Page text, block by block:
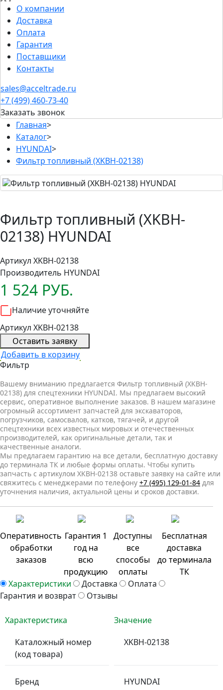
О компании
Доставка
Оплата
Гарантия
Поставщики
Контакты
sales@acceltrade.ru
+7 (499) 460-73-40
Заказать звонок
Главная>
Каталог>
HYUNDAI>
Фильтр топливный (XKBH-02138)
Фильтр топливный (XKBH-
02138) HYUNDAI
Артикул XKBH-02138
Производитель HYUNDAI
1 524 РУБ.
Наличие уточняйте
Артикул XKBH-02138
Оставить заявку
Добавить в корзину
Фильтр
Вашему вниманию предлагается Фильтр топливный (XKBH-
02138) для спецтехники HYUNDAI. Мы предлагаем высокий
сервис, оперативное выполнение заказов. В нашем магазине
огромный ассортимент запчастей для экскаваторов,
погрузчиков, самосвалов, катков, тягачей, и другой
спецтехники всех известных мировых и отечественных
производителей, как оригинальные детали, так и
качественные аналоги.
Мы предлагаем гарантию на все детали, бесплатную доставку
до терминала ТК и любые формы оплаты. Чтобы купить
запчасть с артикулом XKBH-02138 оставьте заявку на сайте или
свяжитесь с менеджерами по телефону +7 (495) 129-01-84 для
уточнения наличия, актуальной цены и сроков доставки.
Оперативность
обработки
заказов
Гарантия 1
год на
всю
продукцию
Доступны
все
способы
оплаты
Бесплатная
доставка
до терминала
ТК
Характеристики
Доставка
Оплата
Гарантия и возврат
Отзывы
Характеристика
Значение
Каталожный номер
(код товара)
XKBH-02138
Бренд
HYUNDAI